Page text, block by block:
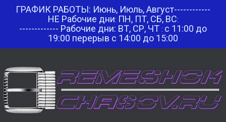
ГРАФИК РАБОТЫ: Июнь, Июль, Август------------
НЕ Рабочие дни: ПН, ПТ, СБ, ВС:
------------- Рабочие дни: ВТ, СР, ЧТ : с 11:00 до
19:00 перерыв с 14:00 до 15:00